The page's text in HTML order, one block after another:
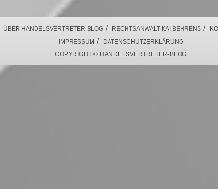
ÜBER HANDELSVERTRETER-BLOG / RECHTSANWALT KAI BEHRENS /
IMPRESSUM /
DATENSCHUTZERKLÄRUNG
COPYRIGHT © HANDELSVERTRETER-BLOG